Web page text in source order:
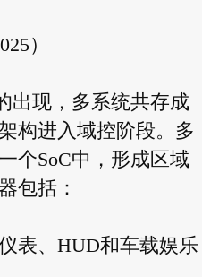
）
出现，多系统共存成
构进入域控阶段。多
个SoC中，形成区域
包括：
表、HUD和车载娱乐